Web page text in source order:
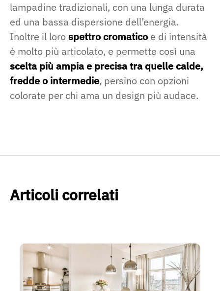
lampadine tradizionali, con una lunga durata
ed una bassa dispersione dell’energia.
Inoltre il lorospettro cromaticoe di intensità
è molto più articolato, e permette così una
scelta più ampia e precisa tra quelle calde,
fredde o intermedie, persino con opzioni
colorate per chi ama un design più audace.
Articoli correlati